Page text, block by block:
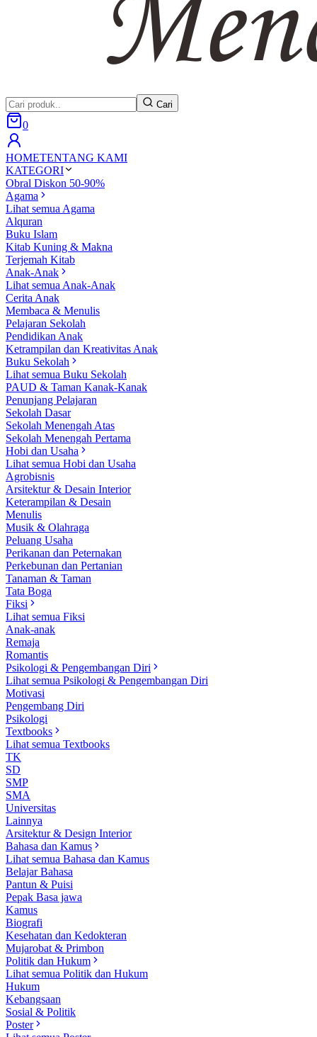
Cari
0
HOMETENTANG KAMI
KATEGORI
Obral Diskon 50-90%
Agama
Lihat semua Agama
Alquran
Buku Islam
Kitab Kuning & Makna
Terjemah Kitab
Anak-Anak
Lihat semua Anak-Anak
Cerita Anak
Membaca & Menulis
Pelajaran Sekolah
Pendidikan Anak
Ketrampilan dan Kreativitas Anak
Buku Sekolah
Lihat semua Buku Sekolah
PAUD & Taman Kanak-Kanak
Penunjang Pelajaran
Sekolah Dasar
Sekolah Menengah Atas
Sekolah Menengah Pertama
Hobi dan Usaha
Lihat semua Hobi dan Usaha
Agrobisnis
Arsitektur & Desain Interior
Keterampilan & Desain
Menulis
Musik & Olahraga
Peluang Usaha
Perikanan dan Peternakan
Perkebunan dan Pertanian
Tanaman & Taman
Tata Boga
Fiksi
Lihat semua Fiksi
Anak-anak
Remaja
Romantis
Psikologi & Pengembangan Diri
Lihat semua Psikologi & Pengembangan Diri
Motivasi
Pengembang Diri
Psikologi
Textbooks
Lihat semua Textbooks
TK
SD
SMP
SMA
Universitas
Lainnya
Arsitektur & Design Interior
Bahasa dan Kamus
Lihat semua Bahasa dan Kamus
Belajar Bahasa
Pantun & Puisi
Pepak Basa jawa
Kamus
Biografi
Kesehatan dan Kedokteran
Mujarobat & Primbon
Politik dan Hukum
Lihat semua Politik dan Hukum
Hukum
Kebangsaan
Sosial & Politik
Poster